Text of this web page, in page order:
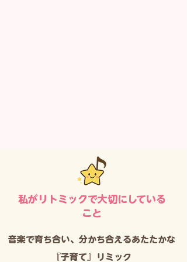
​私がリトミックで大切にしている
こと
​音楽で育ち合い、分かち合えるあたたかな
『子育て』リミック